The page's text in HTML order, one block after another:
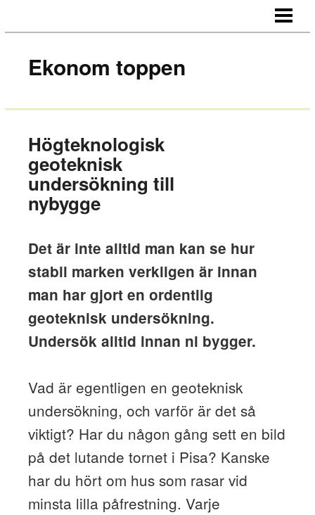
KONTAKT
Ekonom toppen
Högteknologisk
geoteknisk
undersökning till
nybygge
Det är inte alltid man kan se hur
stabil marken verkligen är innan
man har gjort en ordentlig
geoteknisk undersökning.
Undersök alltid innan ni bygger.
Vad är egentligen en geoteknisk
undersökning, och varför är det så
viktigt? Har du någon gång sett en bild
på det lutande tornet i Pisa? Kanske
har du hört om hus som rasar vid
minsta lilla påfrestning. Varje